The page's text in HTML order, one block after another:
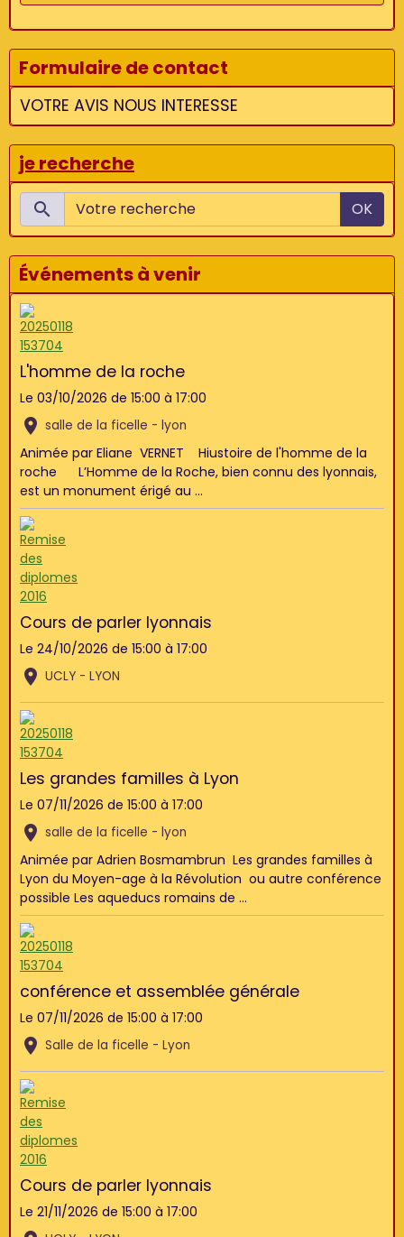
Formulaire de contact
VOTRE AVIS NOUS INTERESSE
je recherche
OK
Événements à venir
L'homme de la roche
Le 03/10/2026 de 15:00 à 17:00
salle de la ficelle - lyon
Animée par Eliane VERNET Hiustoire de l'homme de la
roche L’Homme de la Roche, bien connu des lyonnais,
est un monument érigé au ...
Cours de parler lyonnais
Le 24/10/2026 de 15:00 à 17:00
UCLY - LYON
Les grandes familles à Lyon
Le 07/11/2026 de 15:00 à 17:00
salle de la ficelle - lyon
Animée par Adrien Bosmambrun Les grandes familles à
Lyon du Moyen-age à la Révolution ou autre conférence
possible Les aqueducs romains de ...
conférence et assemblée générale
Le 07/11/2026 de 15:00 à 17:00
Salle de la ficelle - Lyon
Cours de parler lyonnais
Le 21/11/2026 de 15:00 à 17:00